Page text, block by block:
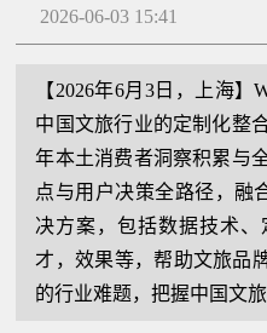
2026-06-03 15:41
【2026年6月3日，上海】
中国文旅行业的定制化整
年本土消费者洞察积累与
点与用户决策全路径，融
决方案，包括数据技术
才，效果等，帮助文旅品
的行业难题，把握中国文